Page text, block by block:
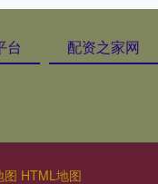
台 配资之家网
图 HTML地图